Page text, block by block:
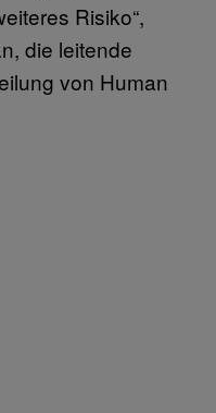
Risiko“,
die leitende
von Human